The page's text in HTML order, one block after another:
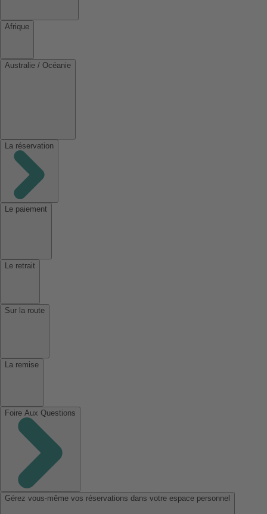
Afrique
Australie / Océanie
La réservation
Le paiement
Le retrait
Sur la route
La remise
Foire Aux Questions
Gérez vous-même vos réservations dans votre espace personnel